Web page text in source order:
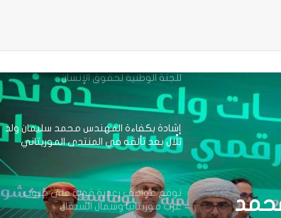
للجنة الوطنية لحقوق الإنسان
إشادة بكفاءة المهندس محمد سليمان ولد
بَلَّال بعد تألقه في المنتدى الموريتاني
العُماني
توقع عواصف رعدية قوية على جنوب
غرب موريتانيا وشمال السنغال